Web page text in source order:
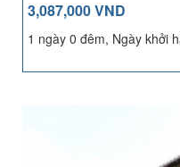
3,087,000 VND
1 ngày 0 đêm, Ngày khởi